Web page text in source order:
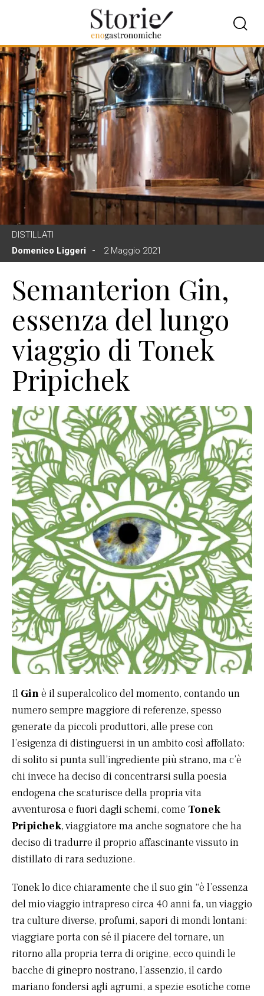
DISTILLATI
Domenico Liggeri
2 Maggio 2021
Semanterion Gin,
essenza del lungo
viaggio di Tonek
Pripichek
Il Gin è il superalcolico del momento, contando un
numero sempre maggiore di referenze, spesso
generate da piccoli produttori, alle prese con
l’esigenza di distinguersi in un ambito così affollato:
di solito si punta sull’ingrediente più strano, ma c’è
chi invece ha deciso di concentrarsi sulla poesia
endogena che scaturisce della propria vita
avventurosa e fuori dagli schemi, come Tonek
Pripichek, viaggiatore ma anche sognatore che ha
deciso di tradurre il proprio affascinante vissuto in
distillato di rara seduzione.
Tonek lo dice chiaramente che il suo gin “è l’essenza
del mio viaggio intrapreso circa 40 anni fa, un viaggio
tra culture diverse, profumi, sapori di mondi lontani:
viaggiare porta con sé il piacere del tornare, un
ritorno alla propria terra di origine, ecco quindi le
bacche di ginepro nostrano, l’assenzio, il cardo
mariano fondersi agli agrumi, a spezie esotiche come